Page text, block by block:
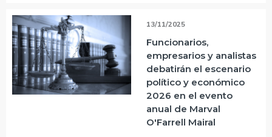
13/11/2025
Funcionarios,
empresarios y analistas
debatirán el escenario
político y económico
2026 en el evento
anual de Marval
O'Farrell Mairal